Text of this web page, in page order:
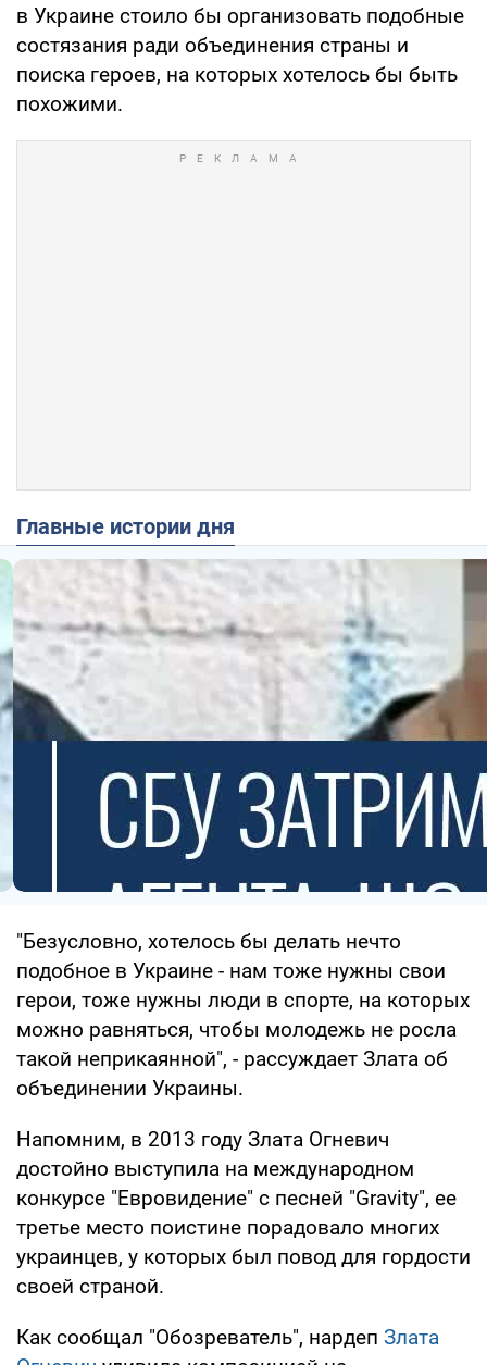
в Украине стоило бы организовать подобные
состязания ради объединения страны и
поиска героев, на которых хотелось бы быть
похожими.
Главные истории дня
"Безусловно, хотелось бы делать нечто
подобное в Украине - нам тоже нужны свои
герои, тоже нужны люди в спорте, на которых
можно равняться, чтобы молодежь не росла
такой неприкаянной", - рассуждает Злата об
объединении Украины.
Напомним, в 2013 году Злата Огневич
достойно выступила на международном
конкурсе "Евровидение" с песней "Gravity", ее
третье место поистине порадовало многих
украинцев, у которых был повод для гордости
своей страной.
Как сообщал "Обозреватель", нардеп Злата